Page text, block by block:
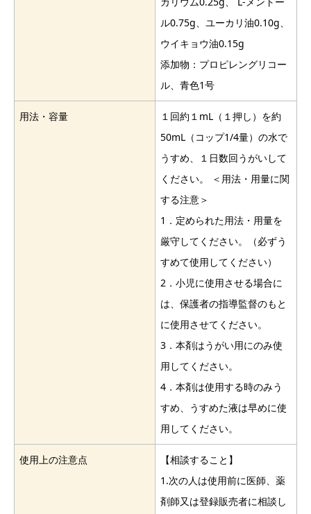
ル0.75g、ユーカリ油0.10g、
ウイキョウ油0.15g
添加物：プロピレングリコー
ル、青色1号
用法・容量
１回約１mL（１押し）を約
50mL（コップ1/4量）の水で
うすめ、１日数回うがいして
ください。 ＜用法・用量に関
する注意＞
1．定められた用法・用量を
厳守してください。（必ずう
すめて使用してください）
2．小児に使用させる場合に
は、保護者の指導監督のもと
に使用させてください。
3．本剤はうがい用にのみ使
用してください。
4．本剤は使用する時のみう
すめ、うすめた液は早めに使
用してください。
使用上の注意点
【相談すること】
1.次の人は使用前に医師、薬
剤師又は登録販売者に相談し